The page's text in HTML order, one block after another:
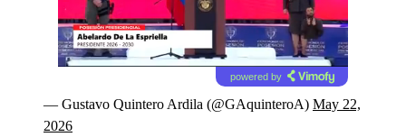
powered by
— Gustavo Quintero Ardila (@GAquinteroA) May 22,
2026